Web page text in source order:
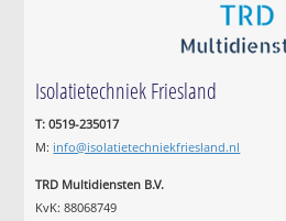
Isolatietechniek Friesland
T: 0519-235017
M: info@isolatietechniekfriesland.nl
TRD Multidiensten B.V.
KvK: 88068749